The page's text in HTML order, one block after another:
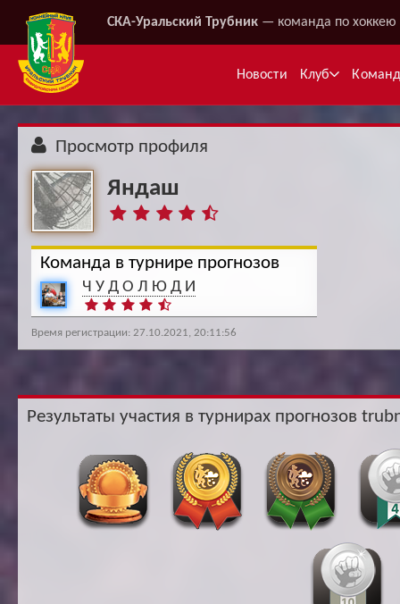
СКА-Уральский Трубник — команда по хоккею
Новости Клуб
Просмотр профиля
Яндаш
Команда в турнире прогнозов
Ч У Д О Л Ю Д И
Время регистрации: 27.10.2021, 20:11:56
Результаты участия в турнирах прогнозов